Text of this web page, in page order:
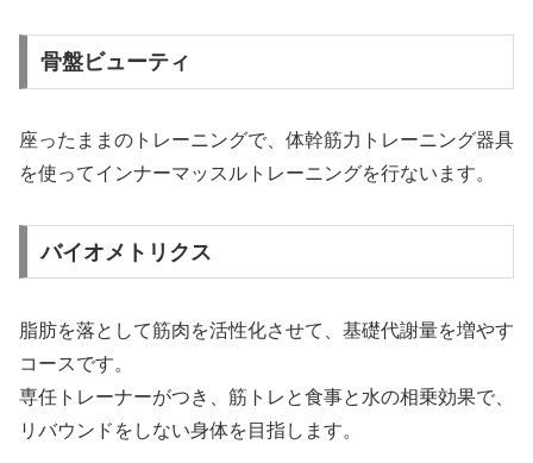
骨盤ビューティ
座ったままのトレーニングで、体幹筋力トレーニング器具
を使ってインナーマッスルトレーニングを行ないます。
バイオメトリクス
脂肪を落として筋肉を活性化させて、基礎代謝量を増やす
コースです。
専任トレーナーがつき、筋トレと食事と水の相乗効果で、
リバウンドをしない身体を目指します。